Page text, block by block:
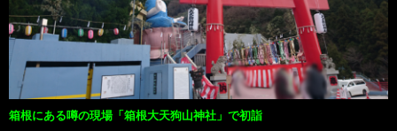
箱根にある噂の現場「箱根大天狗山神社」で初詣